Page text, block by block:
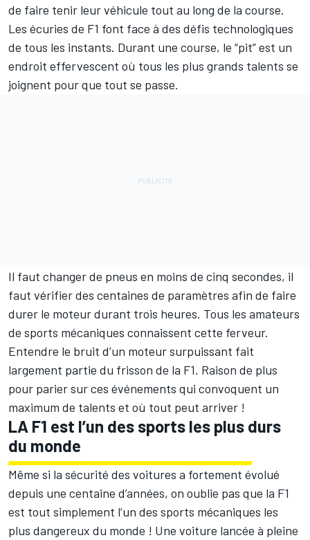
de faire tenir leur véhicule tout au long de la course.
Les écuries de F1 font face à des défis technologiques
de tous les instants. Durant une course, le “pit” est un
endroit effervescent où tous les plus grands talents se
joignent pour que tout se passe.
Il faut changer de pneus en moins de cinq secondes, il
faut vérifier des centaines de paramètres afin de faire
durer le moteur durant trois heures. Tous les amateurs
de sports mécaniques connaissent cette ferveur.
Entendre le bruit d’un moteur surpuissant fait
largement partie du frisson de la F1. Raison de plus
pour parier sur ces événements qui convoquent un
maximum de talents et où tout peut arriver !
LA F1 est l’un des sports les plus durs
du monde
Même si la sécurité des voitures a fortement évolué
depuis une centaine d’années, on oublie pas que la F1
est tout simplement l’un des sports mécaniques les
plus dangereux du monde ! Une voiture lancée à pleine